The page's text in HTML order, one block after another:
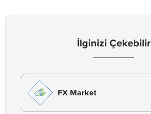
İlginizi Çekebilir
FX Market